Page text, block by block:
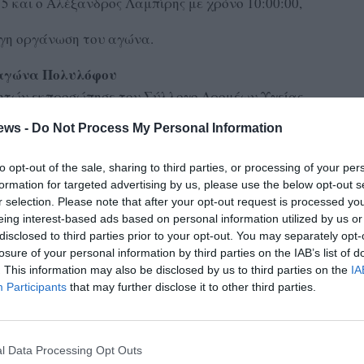
- Do Not Process My Personal Information
opt-out of the sale, sharing to third parties, or processing of your
for targeted advertising by us, please use the below opt-out
selection. Please note that after your opt-out request is processed
interest-based ads based on personal information utilized by us
to third parties prior to your opt-out. You may separately
of your personal information by third parties on the IAB’s list of
This information may also be disclosed by us to third parties on the
Participants that may further disclose it to other third parties.
Data Processing Opt Outs
οργάνωση του αγώνα.
Πολυλόφου
εκπροσώπησε τον Σύλλογο Δρομέων Υγείας
2024», που διοργάνωσε στο χωριό του σύκου ο
με το Δήμο Μεσσήνης.
αγωνίστηκαν 21 μέλη του, οι οποίοι 12 έτρεξαν στον
των 5 χλμ., εξασφαλίζοντας και διακρίσεις.
Άρης με χρόνο 50:13, Στρατηγάκης Ευγένιος με
58:47, Αγγελόπουλος Δημήτρης με χρόνο 1:00:42,
Καλκούνης Ιωάννης με χρόνο 1:08:19, Ασημάκου Γιώτα
1:11:48, Μπαρτζελιώτης Διονύσης με χρόνο1:12:18,
Ηλίας με χρόνο 1:23:36 και Κομματάς Μιχαήλ